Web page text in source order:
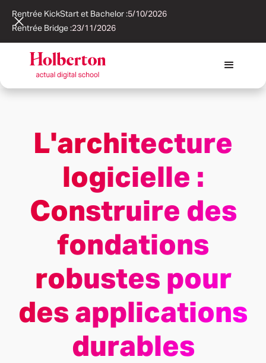
Rentrée KickStart et Bachelor :5/10/2026
Rentrée Bridge :23/11/2026
L'architecture
logicielle :
Construire des
fondations
robustes pour
des applications
durables